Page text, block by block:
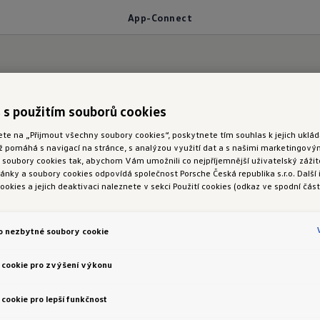
App-Connect
uložené ve vašem chytrém telefonu
nebo přístup k funkcím navigace: Díky
displeje ve vozidle jednoduše ovládat
může být k vozidlu připojen na přání také
s použitím souborů cookies
na „Přijmout všechny soubory cookies“, poskytnete tím souhlas k jejich
pomáhá s navigací na stránce, s analýzou využití dat a s našimi
cookies tak, abychom Vám umožnili co nejpříjemnější uživatelský
a soubory cookies odpovídá společnost Porsche Česká republika s.r.o. Další
a jejich deaktivaci naleznete v sekci Použití cookies (odkaz ve spodní
nezbytné soubory cookie
cookie pro zvýšení výkonu
pro lepší funkčnost